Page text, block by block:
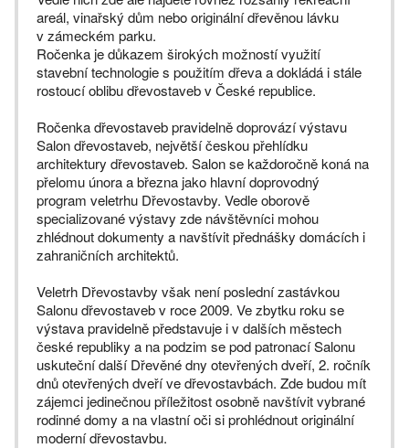
areál, vinařský dům nebo originální dřevěnou lávku
v zámeckém parku.
Ročenka je důkazem širokých možností využití
stavební technologie s použitím dřeva a dokládá i stále
rostoucí oblibu dřevostaveb v České republice.
Ročenka dřevostaveb pravidelně doprovází výstavu
Salon dřevostaveb, největší českou přehlídku
architektury dřevostaveb. Salon se každoročně koná na
přelomu února a března jako hlavní doprovodný
program veletrhu Dřevostavby. Vedle oborově
specializované výstavy zde návštěvníci mohou
zhlédnout dokumenty a navštívit přednášky domácích i
zahraničních architektů.
Veletrh Dřevostavby však není poslední zastávkou
Salonu dřevostaveb v roce 2009. Ve zbytku roku se
výstava pravidelně představuje i v dalších městech
české republiky a na podzim se pod patronací Salonu
uskuteční další Dřevěné dny otevřených dveří, 2. ročník
dnů otevřených dveří ve dřevostavbách. Zde budou mít
zájemci jedinečnou příležitost osobně navštívit vybrané
rodinné domy a na vlastní oči si prohlédnout originální
moderní dřevostavbu.